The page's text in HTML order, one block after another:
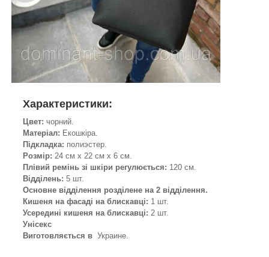
Характеристики:
Цвет: чорний.
Матеріал: Екошкіра.
Підкладка: полиэстер.
Розмір: 24 см х 22 см х 6 см.
Плівий ремінь зі шкіри регулюється: 120 см.
Відділень: 5 шт.
Основне відділення розділене на 2 відділення.
Кишеня на фасаді на блискавці: 1 шт.
Усередині кишеня на блискавці: 2 шт.
Унісекс
Виготовляється в Украине.